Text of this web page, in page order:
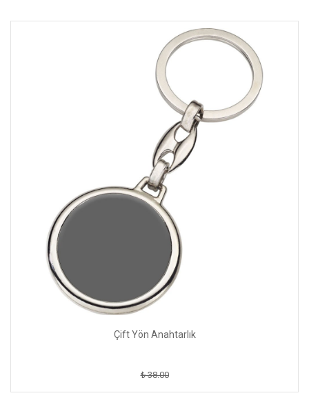
Çift Yön Anahtarlık
₺ 38.00